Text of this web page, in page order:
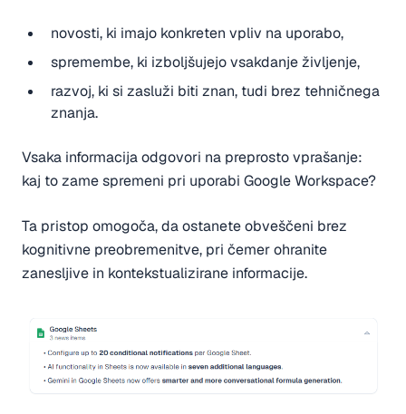
novosti, ki imajo konkreten vpliv na uporabo,
spremembe, ki izboljšujejo vsakdanje življenje,
razvoj, ki si zasluži biti znan, tudi brez tehničnega
znanja.
Vsaka informacija odgovori na preprosto vprašanje:
kaj to zame spremeni pri uporabi Google Workspace?
Ta pristop omogoča, da ostanete obveščeni brez
kognitivne preobremenitve, pri čemer ohranite
zanesljive in kontekstualizirane informacije.